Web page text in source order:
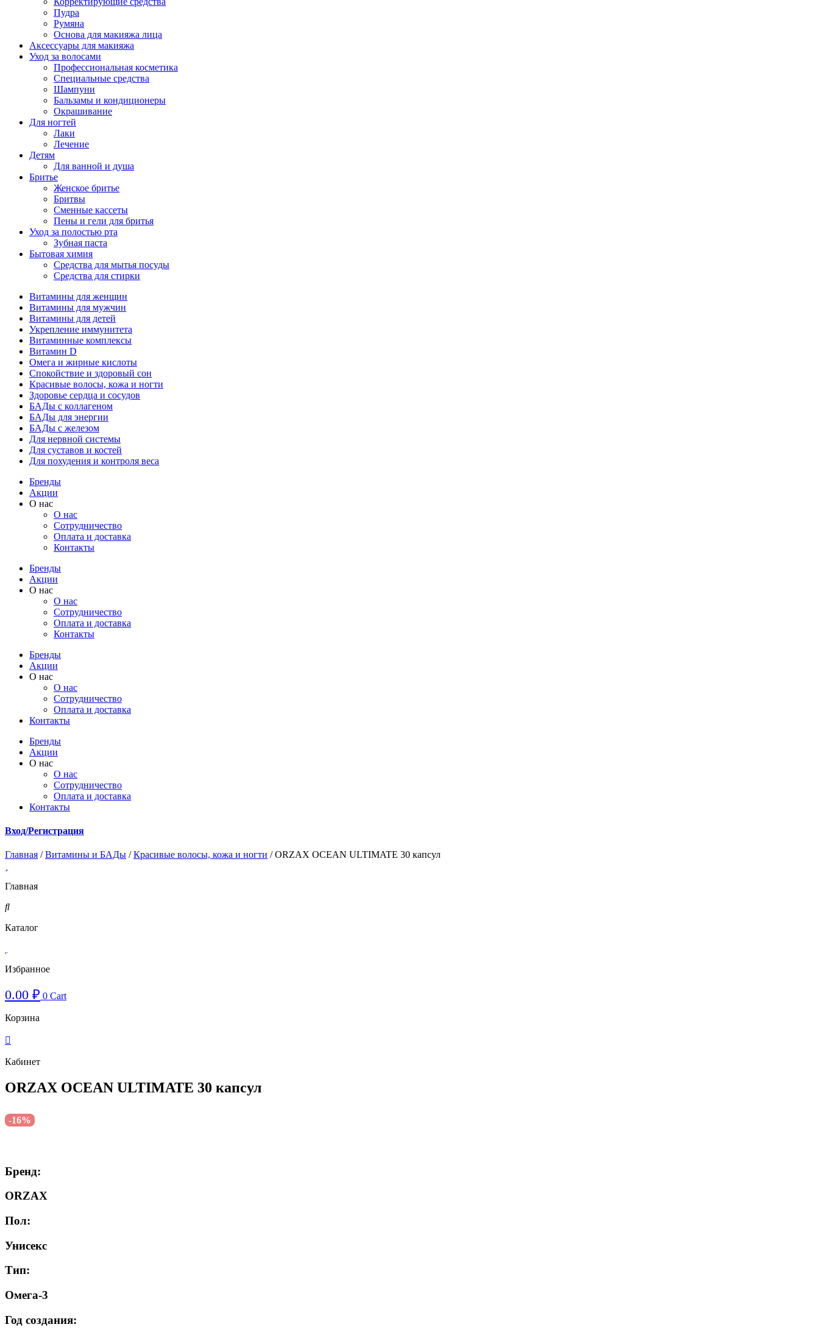
Пудра
Румяна
Основа для макияжа лица
Аксессуары для макияжа
Уход за волосами
Профессиональная косметика
Специальные средства
Шампуни
Бальзамы и кондиционеры
Окрашивание
Для ногтей
Лаки
Лечение
Детям
Для ванной и душа
Бритье
Женское бритье
Бритвы
Сменные кассеты
Пены и гели для бритья
Уход за полостью рта
Зубная паста
Бытовая химия
Средства для мытья посуды
Средства для стирки
Витамины для женщин
Витамины для мужчин
Витамины для детей
Укрепление иммунитета
Витаминные комплексы
Витамин D
Омега и жирные кислоты
Спокойствие и здоровый сон
Красивые волосы, кожа и ногти
Здоровье сердца и сосудов
БАДы с коллагеном
БАДы для энергии
БАДы с железом
Для нервной системы
Для суставов и костей
Для похудения и контроля веса
Бренды
Акции
О нас
О нас
Cотрудничество
Оплата и доставка
Контакты
Бренды
Акции
О нас
О нас
Cотрудничество
Оплата и доставка
Контакты
Бренды
Акции
О нас
О нас
Cотрудничество
Оплата и доставка
Контакты
Бренды
Акции
О нас
О нас
Cотрудничество
Оплата и доставка
Контакты
Вход/Регистрация
Главная /Витамины и БАДы /Красивые волосы, кожа и ногти / ORZAX OCEAN ULTIMATE 30 капсул
Главная
Каталог
Избранное
0.00 ₽ 0 Cart
Корзина
Кабинет
ORZAX OCEAN ULTIMATE 30 капсул
-16%
Бренд:
ORZAX
Пол:
Унисекс
Тип:
Омега-3
Год создания: